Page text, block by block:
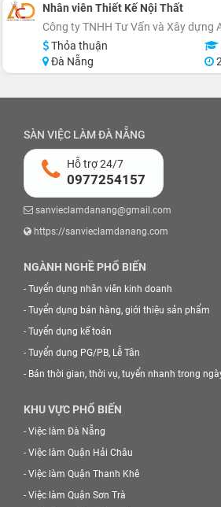
Nhân viên Thiết Kế Nội Thất
Công ty TNHH Tư Vấn và Xây dựng
Thỏa thuận
Đà Nẵng
SÀN VIỆC LÀM ĐÀ NẴNG
Hỗ trợ 24/7
0977254157
sanvieclamdanang@gmail.com
https://sanvieclamdanang.com
NGÀNH NGHỀ PHỔ BIẾN
- Tuyển dụng nhân viên kinh doanh
- Tuyển dụng bán hàng, giới thiệu sản phẩm
- Tuyển dụng kế toán
- Tuyển dụng PG/PB, Lễ Tân
- Bán thời gian, thời vụ, tuyển nhanh trong
KHU VỰC PHỔ BIẾN
- Việc làm Đà Nẵng
- Việc làm Quận Hải Châu
- Việc làm Quận Thanh Khê
- Việc làm Quận Sơn Trà